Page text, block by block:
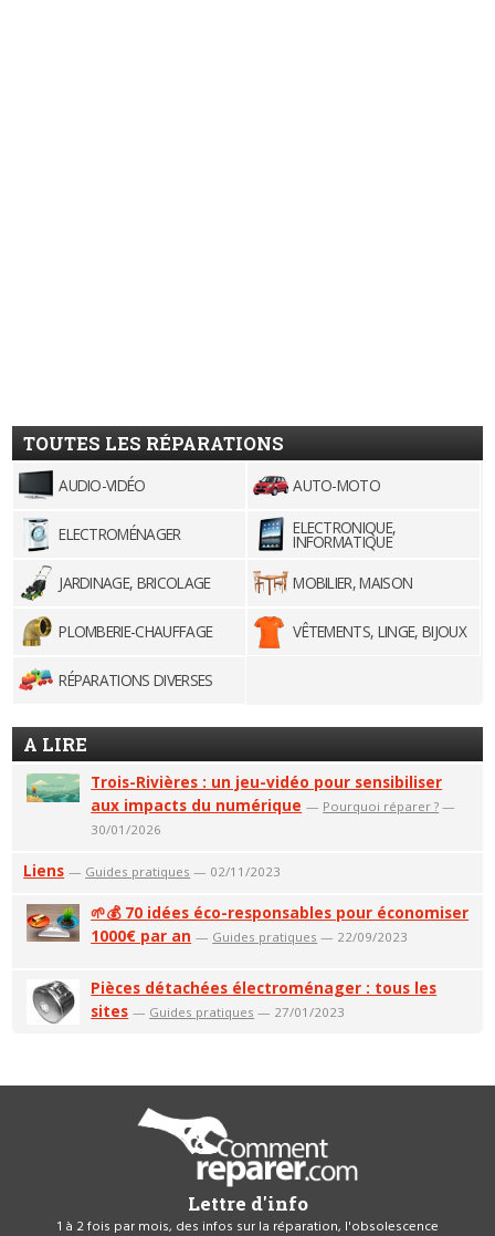
TOUTES LES RÉPARATIONS
AUDIO-VIDÉO AUTO-MOTO
ELECTROMÉNAGER ELECTRONIQUE,
INFORMATIQUE
JARDINAGE, BRICOLAGE
MOBILIER, MAISON
PLOMBERIE-CHAUFFAGE VÊTEMENTS, LINGE, BIJOUX
RÉPARATIONS DIVERSES
A LIRE
Trois-Rivières : un jeu-vidéo pour sensibiliser
aux impacts du numérique — Pourquoi réparer ? —
30/01/2026
Liens — Guides pratiques — 02/11/2023
🌱💰 70 idées éco-responsables pour économiser
1000€ par an — Guides pratiques — 22/09/2023
Pièces détachées électroménager : tous les
sites — Guides pratiques — 27/01/2023
Lettre d'info
1 à 2 fois par mois, des infos sur la réparation, l'obsolescence